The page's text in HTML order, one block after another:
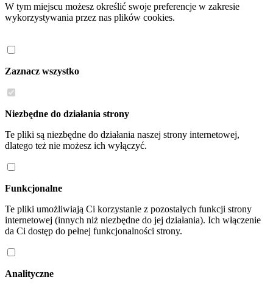
W tym miejscu możesz określić swoje preferencje w zakresie
wykorzystywania przez nas plików cookies.
Zaznacz wszystko
Niezbędne do działania strony
Te pliki są niezbędne do działania naszej strony internetowej,
dlatego też nie możesz ich wyłączyć.
Funkcjonalne
Te pliki umożliwiają Ci korzystanie z pozostałych funkcji strony
internetowej (innych niż niezbędne do jej działania). Ich włączenie
da Ci dostęp do pełnej funkcjonalności strony.
Analityczne